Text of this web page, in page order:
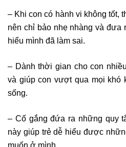
– Khi con có hành vi không tốt,
nên chỉ bảo nhẹ nhàng và đưa
hiểu mình đã làm sai.
– Dành thời gian cho con
và giúp con vượt qua mọi khó
sống.
– Cố gắng đứa ra những quy
này giúp trẻ dễ hiểu được
muốn ở mình.